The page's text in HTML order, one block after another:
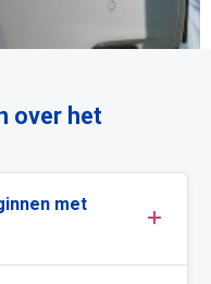
over het
met